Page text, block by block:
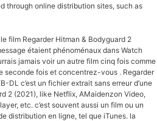
through online distribution sites, such as
film Regarder Hitman & Bodyguard 2
étaient phénoménaux dans Watch
jamais voir un autre film cinq fois comme
seconde fois et concentrez-vous . Regarder
DL c’est un fichier extrait sans erreur d’une
2 (2021), like Netflix, AMaidenzon Video,
etc. c’est souvent aussi un film ou un
distribution en ligne, tel que iTunes. la